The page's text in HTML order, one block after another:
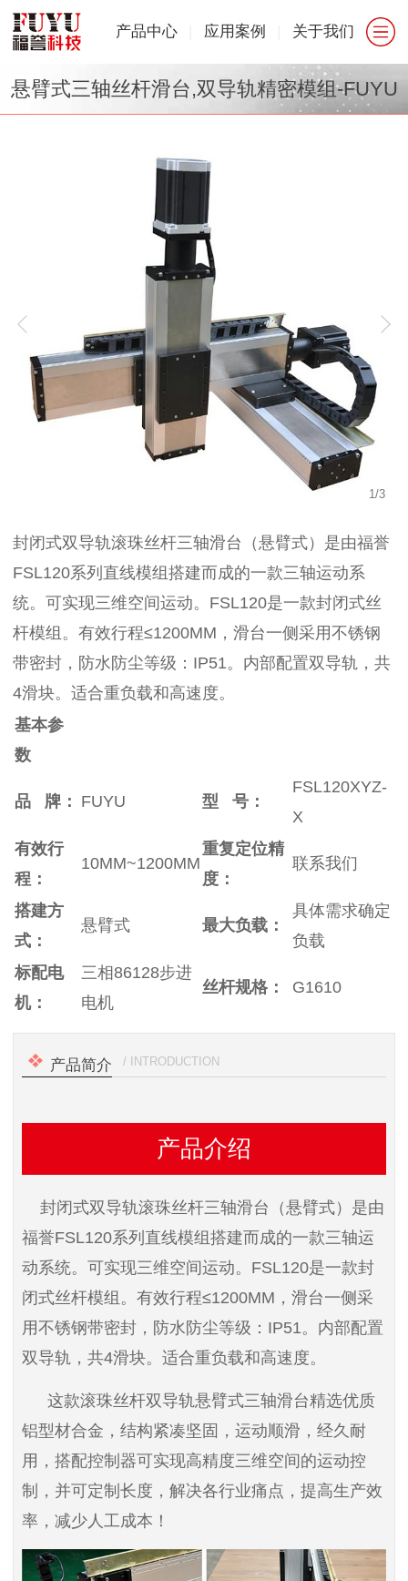
产品中心 应用案例 关于我们
悬臂式三轴丝杆滑台,双导轨精密模组-FUYU
1/3
封闭式双导轨滚珠丝杆三轴滑台（悬臂式）是由福誉
FSL120系列直线模组搭建而成的一款三轴运动系
统。可实现三维空间运动。FSL120是一款封闭式丝
杆模组。有效行程≤1200MM，滑台一侧采用不锈钢
带密封，防水防尘等级：IP51。内部配置双导轨，共
4滑块。适合重负载和高速度。
基本参
数
品 牌： FUYU 型 号：
FSL120XYZ-
X
有效行
程：
10MM~1200MM
重复定位精
度：
联系我们
搭建方
式：
悬臂式 最大负载：
具体需求确定
负载
标配电
机：
三相86128步进
电机
丝杆规格： G1610
产品简介 / INTRODUCTION
产品介绍
封闭式双导轨滚珠丝杆三轴滑台（悬臂式）是由
福誉FSL120系列直线模组搭建而成的一款三轴运
动系统。可实现三维空间运动。FSL120是一款封
闭式丝杆模组。有效行程≤1200MM，滑台一侧采
用不锈钢带密封，防水防尘等级：IP51。内部配置
双导轨，共4滑块。适合重负载和高速度。
这款滚珠丝杆双导轨悬臂式三轴滑台精选优质
铝型材合金，结构紧凑坚固，运动顺滑，经久耐
用，搭配控制器可实现高精度三维空间的运动控
制，并可定制长度，解决各行业痛点，提高生产效
率，减少人工成本！